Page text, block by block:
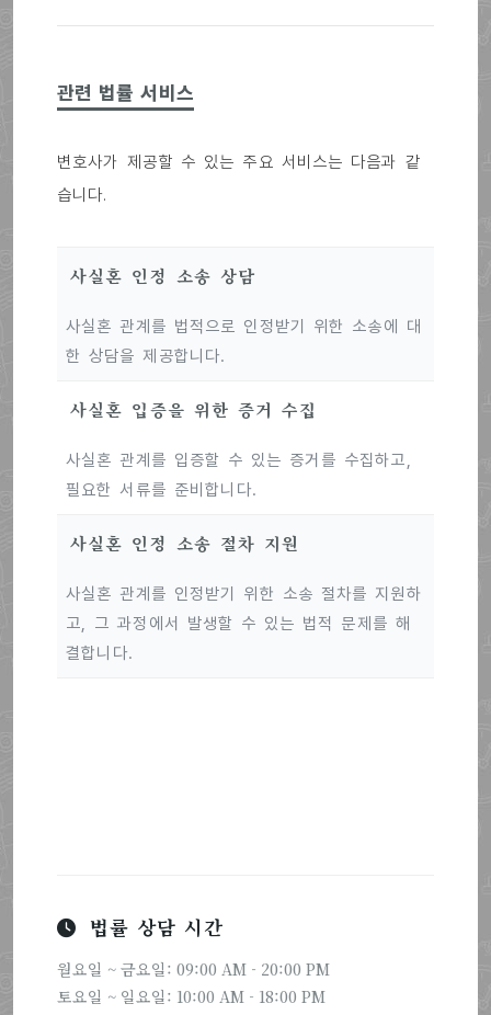
관련 법률 서비스
변호사가 제공할 수 있는 주요 서비스는 다음과 같
습니다.
사실혼 인정 소송 상담
사실혼 관계를 법적으로 인정받기 위한 소송에 대
한 상담을 제공합니다.
사실혼 입증을 위한 증거 수집
사실혼 관계를 입증할 수 있는 증거를 수집하고,
필요한 서류를 준비합니다.
사실혼 인정 소송 절차 지원
사실혼 관계를 인정받기 위한 소송 절차를 지원하
고, 그 과정에서 발생할 수 있는 법적 문제를 해
결합니다.
법률 상담 시간
월요일 ~ 금요일: 09:00 AM - 20:00 PM
토요일 ~ 일요일: 10:00 AM - 18:00 PM